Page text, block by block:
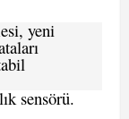
yeni
sensörü.